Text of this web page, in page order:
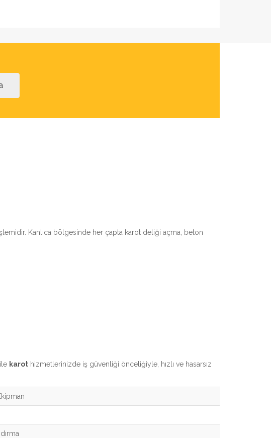
Kanlıca bölgesinde her çapta karot deliği açma, beton
karot hizmetlerinizde iş güvenliği önceliğiyle, hızlı ve hasarsız